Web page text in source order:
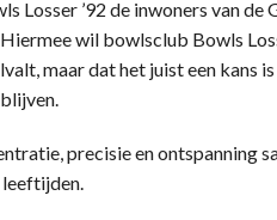
Losser ’92 de inwoners van de
wil bowlsclub Bowls
maar dat het juist een kans
precisie en ontspanning